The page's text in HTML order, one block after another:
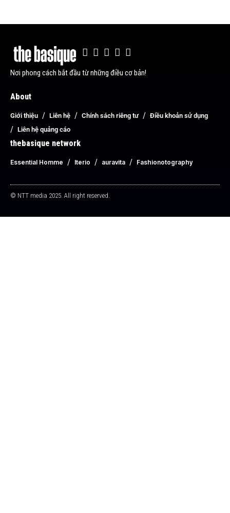
Nơi phong cách bắt đầu từ những điều cơ bản!
About
Giới thiệu Liên hệ Chính sách riêng tư
Điều khoản sử dụng
Liên hệ quảng cáo
thebasique network
Essential Homme Iterio auravita Fashionotography
© NTT media 2025. All right reserved.